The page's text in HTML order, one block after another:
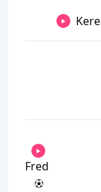
Fred